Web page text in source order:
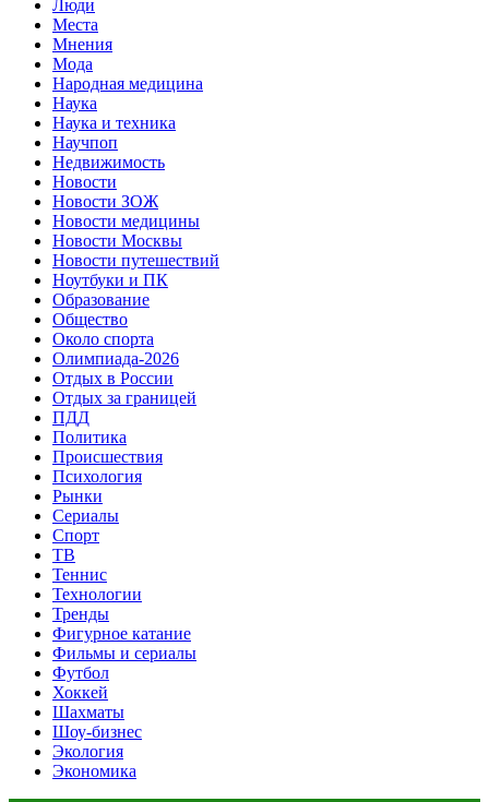
Люди
Места
Мнения
Мода
Народная медицина
Наука
Наука и техника
Научпоп
Недвижимость
Новости
Новости ЗОЖ
Новости медицины
Новости Москвы
Новости путешествий
Ноутбуки и ПК
Образование
Общество
Около спорта
Олимпиада-2026
Отдых в России
Отдых за границей
ПДД
Политика
Происшествия
Психология
Рынки
Сериалы
Спорт
ТВ
Теннис
Технологии
Тренды
Фигурное катание
Фильмы и сериалы
Футбол
Хоккей
Шахматы
Шоу-бизнес
Экология
Экономика